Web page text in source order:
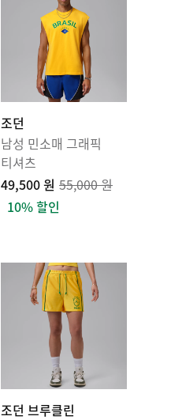
조던
남성 민소매 그래픽
티셔츠
49,500 원 55,000 원
10% 할인
조던 브루클린